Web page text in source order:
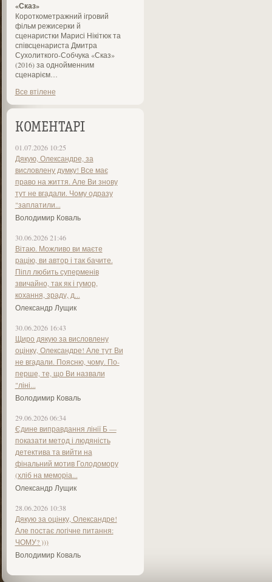
«Сказ»
Короткометражний ігровий
фільм режисерки й
сценаристки Марисі Нікітюк та
співсценариста Дмитра
Сухолиткого-Собчука «Сказ»
(2016) за однойменним
сценарієм…
Все втілене
КОМЕНТАРІ
01.07.2026 10:25
Дякую, Олександре, за
висловлену думку! Все має
право на життя. Але Ви знову
тут не вгадали. Чому одразу
"заплатили...
Володимир Коваль
30.06.2026 21:46
Вітаю. Можливо ви маєте
рацію, ви автор і так бачите.
Піпл любить суперменів
звичайно, так як і гумор,
кохання, зраду, д...
Олександр Лущик
30.06.2026 16:43
Щиро дякую за висловлену
оцінку, Олександре! Але тут Ви
не вгадали. Поясню, чому. По-
перше, те, що Ви назвали
"ліні...
Володимир Коваль
29.06.2026 06:34
Єдине виправдання лінії Б —
показати метод і людяність
детектива та вийти на
фінальний мотив Голодомору
(хліб на меморіа...
Олександр Лущик
28.06.2026 10:38
Дякую за оцінку, Олександре!
Але постає логічне питання:
ЧОМУ? )))
Володимир Коваль